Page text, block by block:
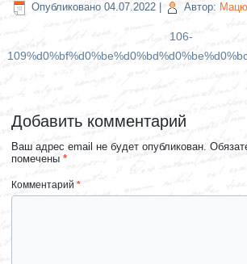
Опубликовано 04.07.2022 Автор:
106-
Добавить комментарий
Ваш адрес email не будет опубликован.
помечены*
Комментарий*